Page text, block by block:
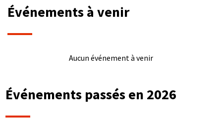
Événements à venir
Aucun événement à venir
Événements passés en 2026